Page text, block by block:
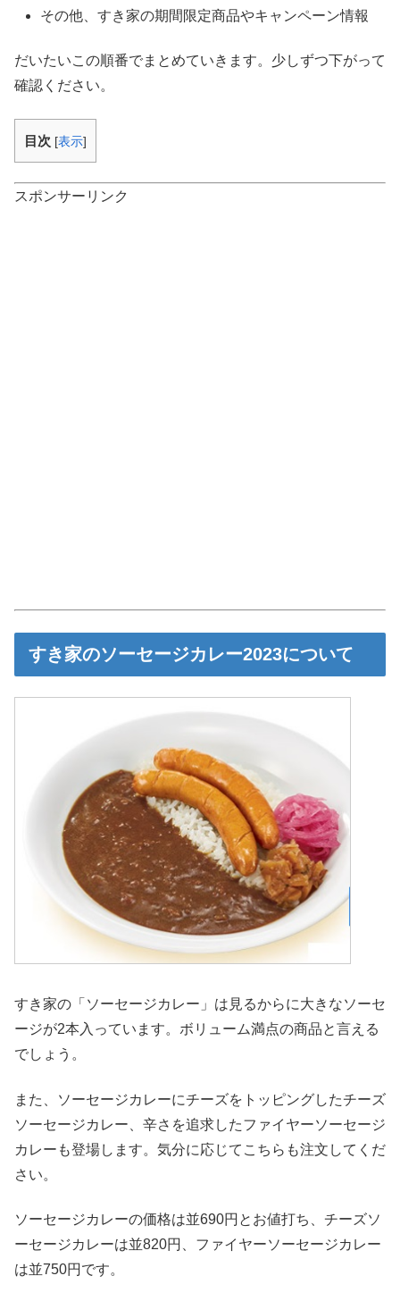
その他、すき家の期間限定商品やキャンペーン情報
だいたいこの順番でまとめていきます。少しずつ下がって
確認ください。
目次 [表示]
スポンサーリンク
すき家のソーセージカレー2023について
すき家の「ソーセージカレー」は見るからに大きなソーセ
ージが2本入っています。ボリューム満点の商品と言える
でしょう。
また、ソーセージカレーにチーズをトッピングしたチーズ
ソーセージカレー、辛さを追求したファイヤーソーセージ
カレーも登場します。気分に応じてこちらも注文してくだ
さい。
ソーセージカレーの価格は並690円とお値打ち、チーズソ
ーセージカレーは並820円、ファイヤーソーセージカレー
は並750円です。